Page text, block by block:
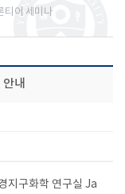
어 세미나
내
지구화학 연구실 Ja